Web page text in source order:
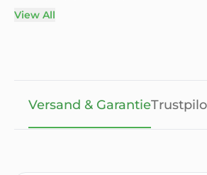
View All
Versand & Garantie